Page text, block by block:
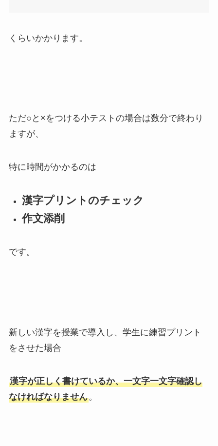
くらいかかります。
ただ○と×をつける小テストの場合は数分で終わり
ますが、
特に時間がかかるのは
漢字プリントのチェック
作文添削
です。
新しい漢字を授業で導入し、学生に練習プリント
をさせた場合
漢字が正しく書けているか、一文字一文字確認し
なければなりません。